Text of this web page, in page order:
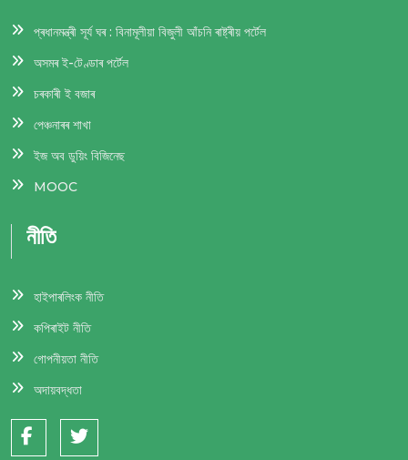
প্ৰধানমন্ত্ৰী সূৰ্য ঘৰ : বিনামূলীয়া বিজুলী আঁচনি ৰাষ্ট্ৰীয় পৰ্টেল
অসমৰ ই-টেণ্ডাৰ পর্টেল
চৰকাৰী ই বজাৰ
পেঞ্চনাৰৰ শাখা
ইজ অব ডুয়িং বিজিনেছ
MOOC
নীতি
হাইপাৰলিংক নীতি
কপিৰাইট নীতি
গোপনীয়তা নীতি
অদায়বদ্ধতা